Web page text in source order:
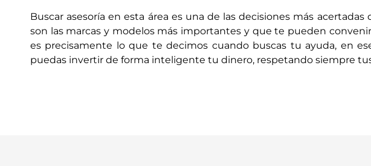
Buscar asesoría en esta área es una de las decisiones más
son las marcas y modelos más importantes y que te pueden
es precisamente lo que te decimos cuando buscas tu ayuda, en
puedas invertir de forma inteligente tu dinero, respetando siempre